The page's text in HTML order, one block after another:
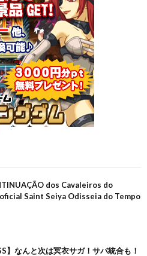
dos Cavaleiros do
Saint Seiya Odisseia do Tempo
】なんと次は冥衣サガ！サバ統合も！